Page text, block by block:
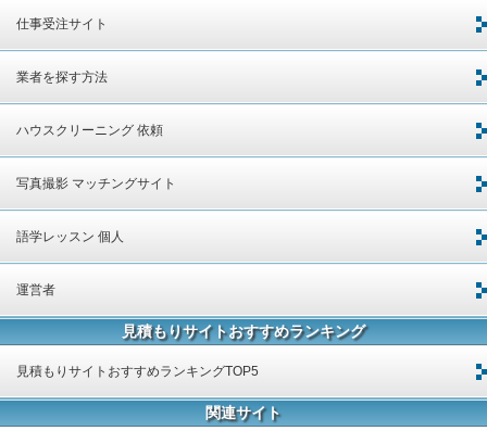
仕事受注サイト
業者を探す方法
ハウスクリーニング 依頼
写真撮影 マッチングサイト
語学レッスン 個人
運営者
見積もりサイトおすすめランキング
見積もりサイトおすすめランキングTOP5
関連サイト